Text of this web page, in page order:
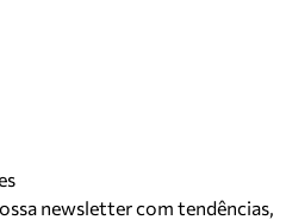
newsletter com tendências,